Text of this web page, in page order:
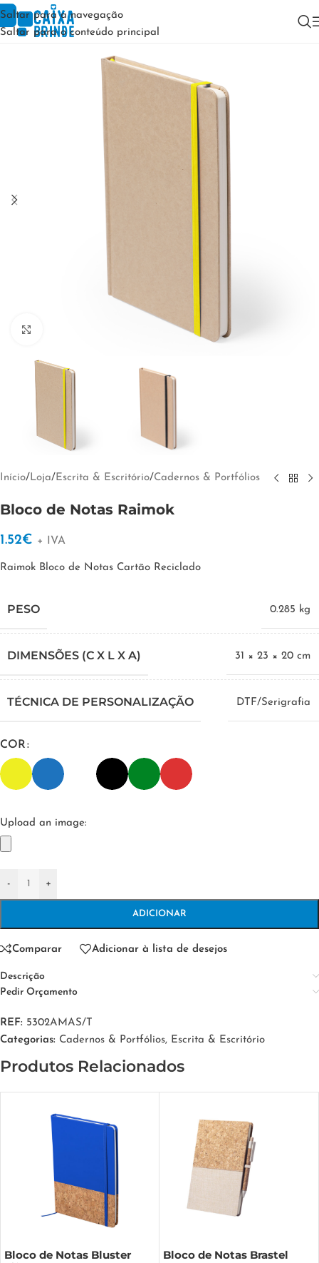
Saltar para a navegação
Saltar para o conteúdo principal
Início/Loja/Escrita & Escritório/Cadernos & Portfólios
Bloco de Notas Raimok
1.52€ + IVA
Raimok Bloco de Notas Cartão Reciclado
PESO 0.285 kg
DIMENSÕES (C X L X A) 31 × 23 × 20 cm
TÉCNICA DE PERSONALIZAÇÃO DTF/Serigrafia
COR
Upload an image:
- +
ADICIONAR
Comparar Adicionar à lista de desejos
Descrição
Pedir Orçamento
REF: 5302AMAS/T
Categorias: Cadernos & Portfólios, Escrita & Escritório
Produtos Relacionados
Bloco de Notas Bluster Bloco de Notas Brastel